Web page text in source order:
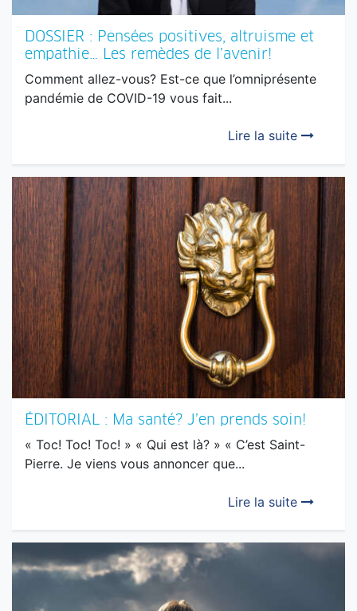
DOSSIER : Pensées positives, altruisme et
empathie… Les remèdes de l’avenir!
Comment allez-vous? Est-ce que l’omniprésente
pandémie de COVID-19 vous fait...
Lire la suite
ÉDITORIAL : Ma santé? J’en prends soin!
« Toc! Toc! Toc! » « Qui est là? » « C’est Saint-
Pierre. Je viens vous annoncer que...
Lire la suite